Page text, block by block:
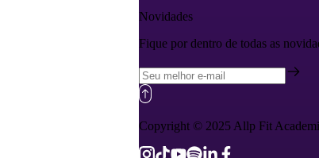
Novidades
Fique por dentro de todas as
Copyright © 2025 Allp Fit